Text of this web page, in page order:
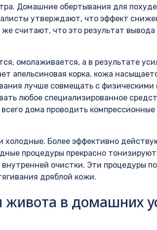
Домашние обертывания для
утверждают, что эффект
считают, что это результат вывода
омолаживается, а в результате
апельсиновая корка, кожа
лучше совмещать с физическими
любое специализированное
дома проводить
Более эффективно
процедуры прекрасно
очистки. Эти процедуры
дряблой кожи.
в домашних